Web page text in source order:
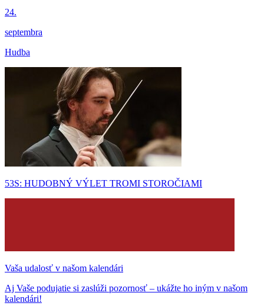
24.
septembra
Hudba
53S: HUDOBNÝ VÝLET TROMI STOROČIAMI
Vaša udalosť v našom kalendári
Aj Vaše podujatie si zaslúži pozornosť – ukážte ho iným v našom
kalendári!